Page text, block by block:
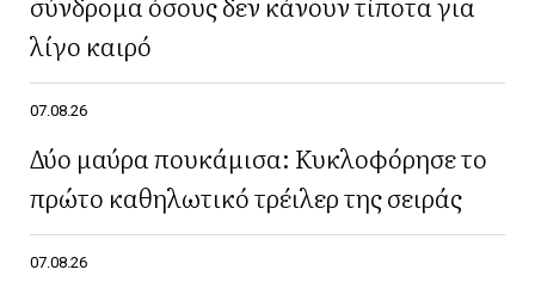
λίγο καιρό
07.08.26
Δύο μαύρα πουκάμισα: Κυκλοφόρησε το
πρώτο καθηλωτικό τρέιλερ της σειράς
07.08.26